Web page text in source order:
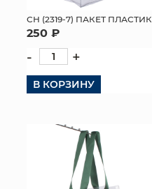
СН (2319-7) ПАКЕТ ПЛАСТИК
250 ₽
- +
В КОРЗИНУ